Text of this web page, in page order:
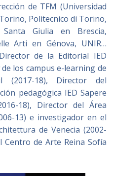
de TFM (Universidad
Politecnico di Torino,
Giulia en Brescia,
Arti en Génova, UNIR…
de la Editorial IED
de los campus e-learning de
18), Director del
pedagógica IED Sapere
18), Director del Área
13) e investigador en el
de Venecia (2002-
de Arte Reina Sofía